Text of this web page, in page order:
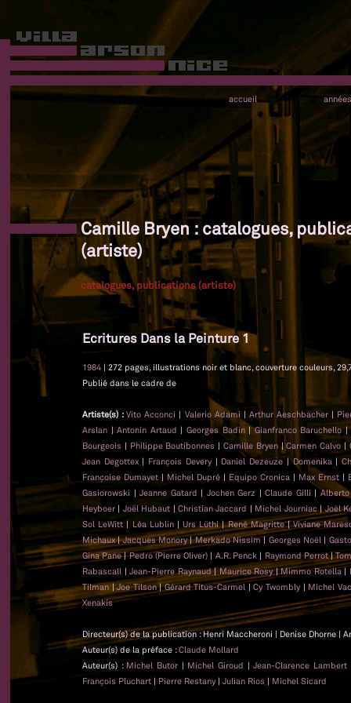
accueil années
Camille Bryen : catalogues,
(artiste)
catalogues, publications (artiste)
Ecritures Dans la Peinture 1
1984 | 272 pages, illustrations noir et blanc, couverture couleurs,
Publié dans le cadre de
Artiste(s) :Vito Acconci | Valerio Adami| Arthur Aeschbacher|
Arslan |Antonin Artaud | Georges Badin|Gianfranco Baruchello|
Bourgeois | Philippe Boutibonnes | Camille Bryen|Carmen Calvo |
Jean Degottex| François Devery| Daniel Dezeuze|Domenika |
Françoise Dumayet | Michel Dupré | Equipo Cronica | Max Ernst |
Gasiorowski |Jeanne Gatard | Jochen Gerz |Claude Gilli |Alberto
Heyboer | Joël Hubaut |Christian Jaccard | Michel Journiac|Joël
Sol LeWitt| Léa Lublin| Urs Lüthi|René Magritte|Viviane
Michaux|Jacques Monory|Merkado Nissim|Georges Noël |
Gina Pane|Pedro (Pierre Oliver) | A.R. Penck | Raymond Perrot|
Rabascall |Jean-Pierre Raynaud|Maurice Rosy|Mimmo Rotella|
Tilman|Joe Tilson|Gérard Titus-Carmel |Cy Twombly| Michel
Xenakis
Directeur(s) de la publication : Henri Maccheroni | Denise Dhorne |
Auteur(s) de la préface :Claude Mollard
Auteur(s) : Michel Butor | Michel Giroud |Jean-Clarence Lambert
François Pluchart | Pierre Restany | Julian Rios | Michel Sicard